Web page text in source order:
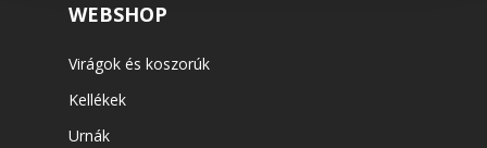
WEBSHOP
Virágok és koszorúk
Kellékek
Urnák